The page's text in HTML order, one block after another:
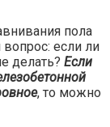
пола
если ли
делать? Если
, то можно